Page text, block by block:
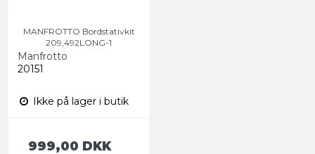
MANFROTTO Bordstativkit
209,492LONG-1
Manfrotto
20151
Ikke på lager i butik
999,00 DKK